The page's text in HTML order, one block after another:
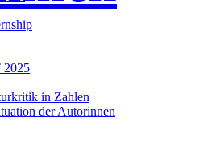
2025
in Zahlen
der Autorinnen